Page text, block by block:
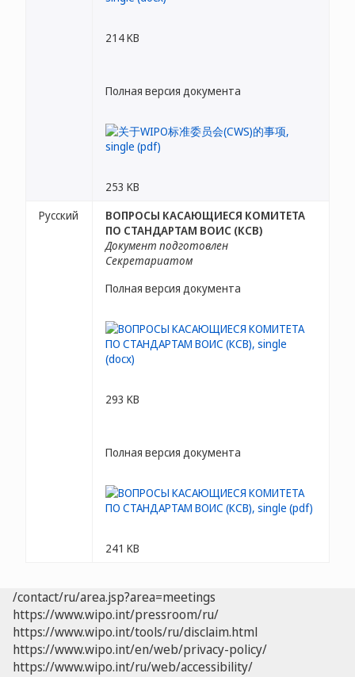
214 KB
Полная версия документа
253 KB
Русский
ВОПРОСЫ КАСАЮЩИЕСЯ КОМИТЕТА
ПО СТАНДАРТАМ ВОИС (КСВ)
Документ подготовлен
Секретариатом
Полная версия документа
293 KB
Полная версия документа
241 KB
/contact/ru/area.jsp?area=meetings
https://www.wipo.int/pressroom/ru/
https://www.wipo.int/tools/ru/disclaim.html
https://www.wipo.int/en/web/privacy-policy/
https://www.wipo.int/ru/web/accessibility/